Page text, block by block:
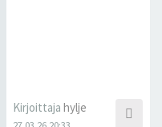
Kirjoittaja hylje